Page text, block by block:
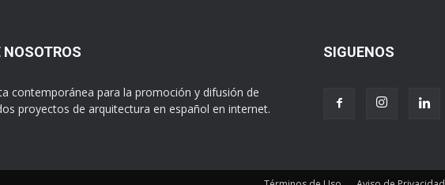
NOSOTROS
contemporánea para la promoción y difusión de
proyectos de arquitectura en español en internet.
SIGUENOS